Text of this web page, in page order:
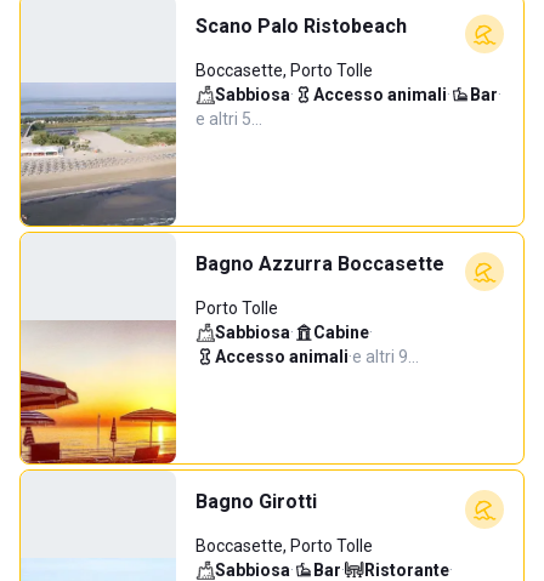
Scano Palo Ristobeach
Boccasette, Porto Tolle
Sabbiosa· Accesso animali· Bar·
e altri 5…
Bagno Azzurra Boccasette
Porto Tolle
Sabbiosa· Cabine·
Accesso animali·e altri 9…
Bagno Girotti
Boccasette, Porto Tolle
Sabbiosa· Bar· Ristorante·